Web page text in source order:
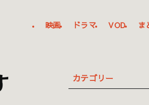
映画 ドラマ VOD ま
カテゴリー